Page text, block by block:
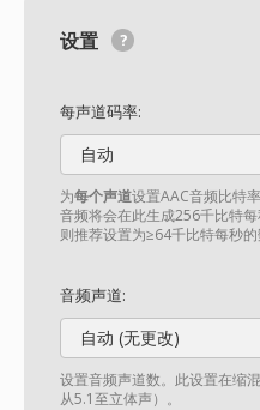
设置
每声道码率:
自动
为每个声道设置AAC音频比特
音频将会在此生成256千比特每
则推荐设置为≥64千比特每秒的
音频声道:
自动 (无更改)
设置音频声道数。此设置在缩
从5.1至立体声）。